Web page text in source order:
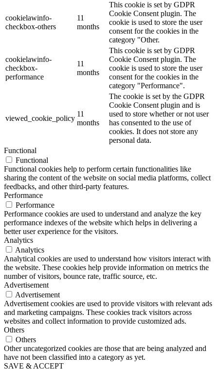
cookielawinfo-
checkbox-others
11
months
This cookie is set by GDPR
Cookie Consent plugin. The
cookie is used to store the user
consent for the cookies in the
category "Other.
cookielawinfo-
checkbox-
performance
11
months
This cookie is set by GDPR
Cookie Consent plugin. The
cookie is used to store the user
consent for the cookies in the
category "Performance".
viewed_cookie_policy
11
months
The cookie is set by the GDPR
Cookie Consent plugin and is
used to store whether or not user
has consented to the use of
cookies. It does not store any
personal data.
Functional
Functional
Functional cookies help to perform certain functionalities like
sharing the content of the website on social media platforms, collect
feedbacks, and other third-party features.
Performance
Performance
Performance cookies are used to understand and analyze the key
performance indexes of the website which helps in delivering a
better user experience for the visitors.
Analytics
Analytics
Analytical cookies are used to understand how visitors interact with
the website. These cookies help provide information on metrics the
number of visitors, bounce rate, traffic source, etc.
Advertisement
Advertisement
Advertisement cookies are used to provide visitors with relevant ads
and marketing campaigns. These cookies track visitors across
websites and collect information to provide customized ads.
Others
Others
Other uncategorized cookies are those that are being analyzed and
have not been classified into a category as yet.
SAVE & ACCEPT